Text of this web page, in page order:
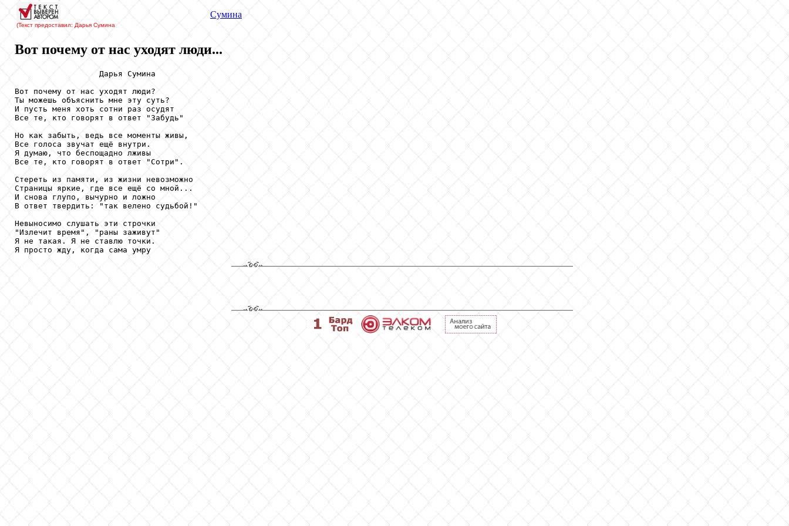
(Текст предоставил: Дарья Сумина
Сумина
Вот почему от нас уходят люди...
                  Дарья Сумина
Вот почему от нас уходят люди?
Ты можешь объяснить мне эту суть?
И пусть меня хоть сотни раз осудят
Все те, кто говорят в ответ "Забудь"
Но как забыть, ведь все моменты живы,
Все голоса звучат ещё внутри.
Я думаю, что беспощадно лживы
Все те, кто говорят в ответ "Сотри".
Стереть из памяти, из жизни невозможно
Страницы яркие, где все ещё со мной...
И снова глупо, вычурно и ложно
В ответ твердить: "так велено судьбой!"
Невыносимо слушать эти строчки
"Излечит время", "раны заживут"
Я не такая. Я не ставлю точки.